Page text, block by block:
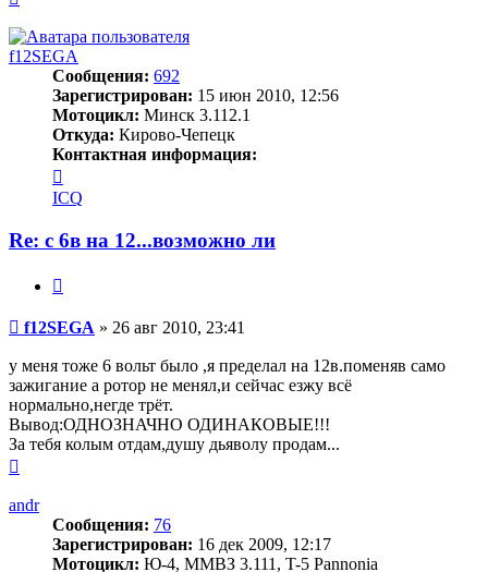
началу
f12SEGA
Сообщения: 692
Зарегистрирован: 15 июн 2010, 12:56
Мотоцикл: Минск 3.112.1
Откуда: Кирово-Чепецк
Контактная информация:
информация
пользователя
f12SEGA
ICQ
Re: с 6в на 12...возможно ли
Сообщение
f12SEGA » 26 авг 2010, 23:41
у меня тоже 6 вольт было ,я пределал на 12в.поменяв само
зажигание а ротор не менял,и сейчас езжу всё
нормально,негде трёт.
Вывод:ОДНОЗНАЧНО ОДИНАКОВЫЕ!!!
За тебя колым отдам,душу дьяволу продам...
началу
andr
Сообщения: 76
Зарегистрирован: 16 дек 2009, 12:17
Мотоцикл: Ю-4, ММВЗ 3.111, T-5 Pannonia